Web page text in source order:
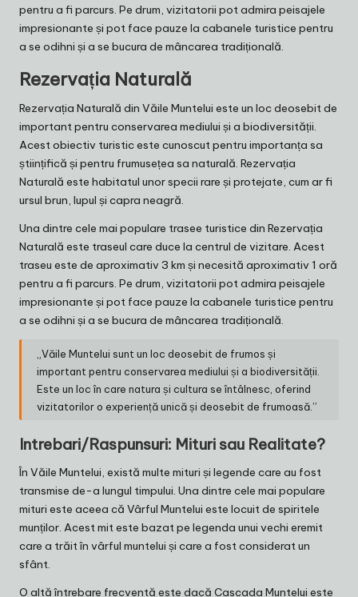
pentru a fi parcurs. Pe drum, vizitatorii pot admira peisajele
impresionante și pot face pauze la cabanele turistice pentru
a se odihni și a se bucura de mâncarea tradițională.
Rezervația Naturală
Rezervația Naturală din Văile Muntelui este un loc deosebit de
important pentru conservarea mediului și a biodiversității.
Acest obiectiv turistic este cunoscut pentru importanța sa
științifică și pentru frumusețea sa naturală. Rezervația
Naturală este habitatul unor specii rare și protejate, cum ar fi
ursul brun, lupul și capra neagră.
Una dintre cele mai populare trasee turistice din Rezervația
Naturală este traseul care duce la centrul de vizitare. Acest
traseu este de aproximativ 3 km și necesită aproximativ 1 oră
pentru a fi parcurs. Pe drum, vizitatorii pot admira peisajele
impresionante și pot face pauze la cabanele turistice pentru
a se odihni și a se bucura de mâncarea tradițională.
„Văile Muntelui sunt un loc deosebit de frumos și
important pentru conservarea mediului și a biodiversității.
Este un loc în care natura și cultura se întâlnesc, oferind
vizitatorilor o experiență unică și deosebit de frumoasă.”
Intrebari/Raspunsuri: Mituri sau Realitate?
În Văile Muntelui, există multe mituri și legende care au fost
transmise de-a lungul timpului. Una dintre cele mai populare
mituri este aceea că Vârful Muntelui este locuit de spiritele
munților. Acest mit este bazat pe legenda unui vechi eremit
care a trăit în vârful muntelui și care a fost considerat un
sfânt.
O altă întrebare frecventă este dacă Cascada Muntelui este